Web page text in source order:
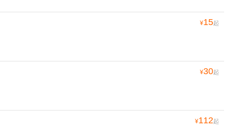
¥15起
¥30起
¥112起